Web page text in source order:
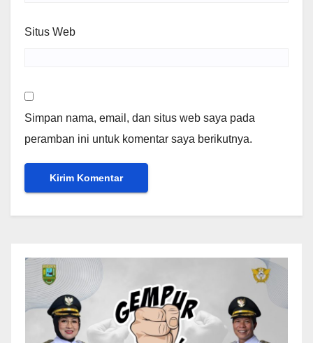
Situs Web
Simpan nama, email, dan situs web saya pada
peramban ini untuk komentar saya berikutnya.